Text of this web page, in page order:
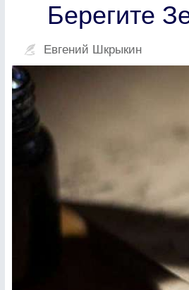
Берегите
Евгений Шкрыкин